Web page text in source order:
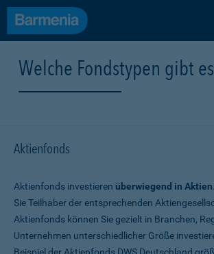
Welche Fondstypen gibt
Aktienfonds
Aktienfonds investieren überwiegend in Aktien
Sie Teilhaber der entsprechenden
Aktienfonds können Sie gezielt in Branchen,
Unternehmen unterschiedlicher Größe